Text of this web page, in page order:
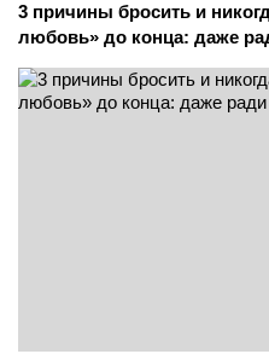
3 причины бросить и
любовь» до конца: даже